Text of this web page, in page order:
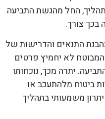
החל מהגשת התביעה
בכך צורך.
התנאים והדרישות של
לא יחמיץ פרטים
יתרה מכך, נוכחותו
ביטוח מלהתעכב או
משמעותי בתהליך